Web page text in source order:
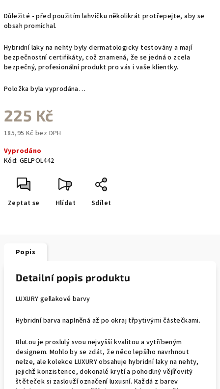
Důležité - před použitím lahvičku několikrát protřepejte, aby se
obsah promíchal.
Hybridní laky na nehty byly dermatologicky testovány a mají
bezpečnostní certifikáty, což znamená, že se jedná o zcela
bezpečný, profesionální produkt pro vás i vaše klientky.
Položka byla vyprodána…
225 Kč
185,95 Kč bez DPH
cena:
Vyprodáno
Kód: GELPOL442
Zeptat se Hlídat Sdílet
Popis
Detailní popis produktu
LUXURY gellakové barvy
Hybridní barva naplněná až po okraj třpytivými částečkami.
BluLou je proslulý svou nejvyšší kvalitou a vytříbeným
designem. Mohlo by se zdát, že něco lepšího navrhnout
nelze, ale kolekce LUXURY obsahuje hybridní laky na nehty,
jejichž konzistence, dokonalé krytí a pohodlný vějířovitý
štěteček si zaslouží označení luxusní. Každá z barev